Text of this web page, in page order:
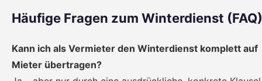
Häufige Fragen zum Winterdienst (FAQ)
Kann ich als Vermieter den Winterdienst komplett auf
Mieter übertragen?